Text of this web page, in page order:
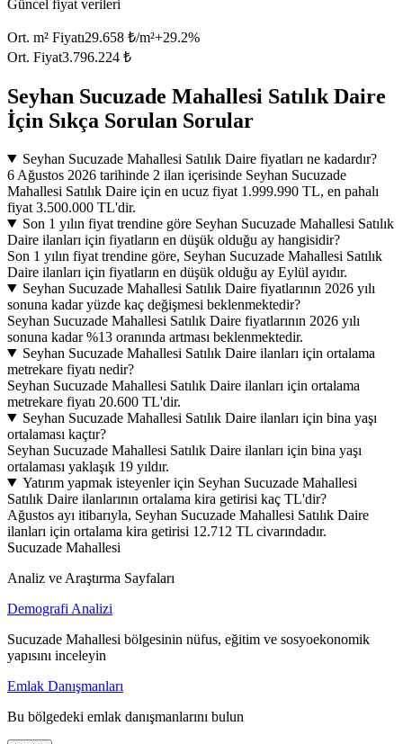
Güncel fiyat verileri
Ort. m² Fiyatı29.658 ₺/m²+29.2%
Ort. Fiyat3.796.224 ₺
Seyhan Sucuzade Mahallesi Satılık Daire
İçin Sıkça Sorulan Sorular
Seyhan Sucuzade Mahallesi Satılık Daire fiyatları ne kadardır?
6 Ağustos 2026 tarihinde 2 ilan içerisinde Seyhan Sucuzade
Mahallesi Satılık Daire için en ucuz fiyat 1.999.990 TL, en pahalı
fiyat 3.500.000 TL'dir.
Son 1 yılın fiyat trendine göre Seyhan Sucuzade Mahallesi Satılık
Daire ilanları için fiyatların en düşük olduğu ay hangisidir?
Son 1 yılın fiyat trendine göre, Seyhan Sucuzade Mahallesi Satılık
Daire ilanları için fiyatların en düşük olduğu ay Eylül ayıdır.
Seyhan Sucuzade Mahallesi Satılık Daire fiyatlarının 2026 yılı
sonuna kadar yüzde kaç değişmesi beklenmektedir?
Seyhan Sucuzade Mahallesi Satılık Daire fiyatlarının 2026 yılı
sonuna kadar %13 oranında artması beklenmektedir.
Seyhan Sucuzade Mahallesi Satılık Daire ilanları için ortalama
metrekare fiyatı nedir?
Seyhan Sucuzade Mahallesi Satılık Daire ilanları için ortalama
metrekare fiyatı 20.600 TL'dir.
Seyhan Sucuzade Mahallesi Satılık Daire ilanları için bina yaşı
ortalaması kaçtır?
Seyhan Sucuzade Mahallesi Satılık Daire ilanları için bina yaşı
ortalaması yaklaşık 19 yıldır.
Yatırım yapmak isteyenler için Seyhan Sucuzade Mahallesi
Satılık Daire ilanlarının ortalama kira getirisi kaç TL'dir?
Ağustos ayı itibarıyla, Seyhan Sucuzade Mahallesi Satılık Daire
ilanları için ortalama kira getirisi 12.712 TL civarındadır.
Sucuzade Mahallesi
Analiz ve Araştırma Sayfaları
Demografi Analizi
Sucuzade Mahallesi bölgesinin nüfus, eğitim ve sosyoekonomik
yapısını inceleyin
Emlak Danışmanları
Bu bölgedeki emlak danışmanlarını bulun